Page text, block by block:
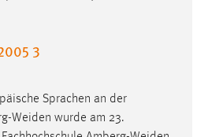
3
Sprachen an der
Weiden wurde am 23.